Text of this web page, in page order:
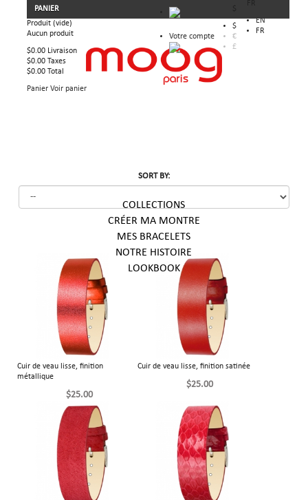
EN
FR
$
€
£
Votre compte
PANIER
Produit (vide)
Aucun produit
$0.00 Livraison
$0.00 Taxes
$0.00 Total
Panier Voir panier
COLLECTIONS
CRÉER MA MONTRE
MES BRACELETS
NOTRE HISTOIRE
LOOKBOOK
SORT BY:
Cuir de veau lisse, finition
métallique
$25.00
Cuir de veau lisse, finition satinée
$25.00